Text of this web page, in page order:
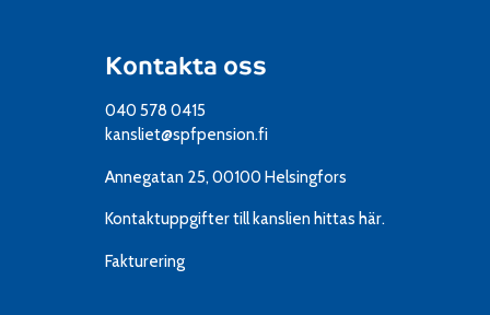
Kontakta oss
040 578 0415
kansliet@spfpension.fi
Annegatan 25, 00100 Helsingfors
Kontaktuppgifter till kanslien hittas här.
Fakturering